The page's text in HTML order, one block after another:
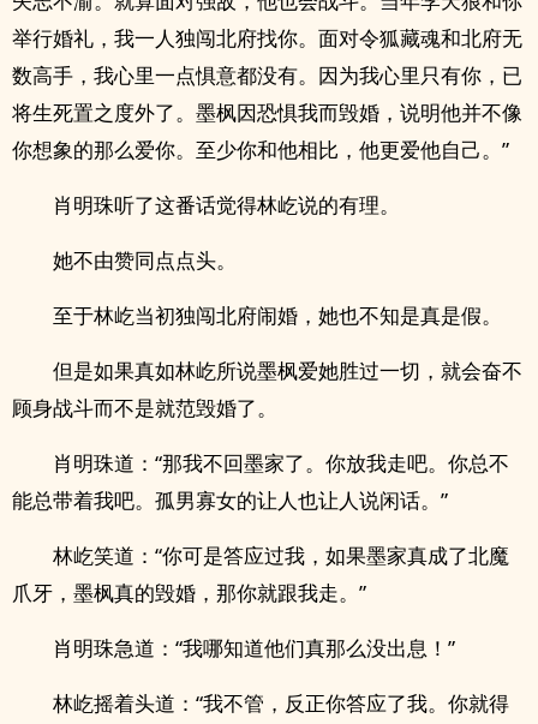
举行婚礼，我一人独闯北府找你。面对令狐藏魂和北府无
数高手，我心里一点惧意都没有。因为我心里只有你，已
将生死置之度外了。墨枫因恐惧我而毁婚，说明他并不像
你想象的那么爱你。至少你和他相比，他更爱他自己。”
肖明珠听了这番话觉得林屹说的有理。
她不由赞同点点头。
至于林屹当初独闯北府闹婚，她也不知是真是假。
但是如果真如林屹所说墨枫爱她胜过一切，就会奋不
顾身战斗而不是就范毁婚了。
肖明珠道：“那我不回墨家了。你放我走吧。你总不
能总带着我吧。孤男寡女的让人也让人说闲话。”
林屹笑道：“你可是答应过我，如果墨家真成了北魔
爪牙，墨枫真的毁婚，那你就跟我走。”
肖明珠急道：“我哪知道他们真那么没出息！”
林屹摇着头道：“我不管，反正你答应了我。你就得